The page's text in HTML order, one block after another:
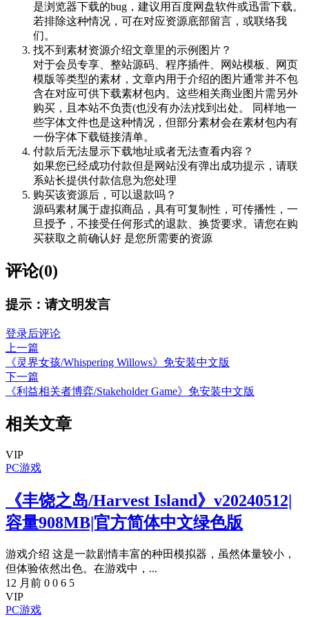
是浏览器下载的bug，建议用百度网盘软件或迅雷下载。
若排除这种情况，可在对应资源底部留言，或联络我
们。
找不到素材资源介绍文章里的示例图片？
对于会员专享、整站源码、程序插件、网站模板、网页
模版等类型的素材，文章内用于介绍的图片通常并不包
含在对应可供下载素材包内。这些相关商业图片需另外
购买，且本站不负责(也没有办法)找到出处。 同样地一
些字体文件也是这种情况，但部分素材会在素材包内有
一份字体下载链接清单。
付款后无法显示下载地址或者无法查看内容？
如果您已经成功付款但是网站没有弹出成功提示，请联
系站长提供付款信息为您处理
购买该资源后，可以退款吗？
源码素材属于虚拟商品，具有可复制性，可传播性，一
旦授予，不接受任何形式的退款、换货要求。请您在购
买获取之前确认好 是您所需要的资源
评论(0)
提示：请文明发言
登录后评论
上一篇
《灵界女孩/Whispering Willows》免安装中文版
下一篇
《利益相关者博弈/Stakeholder Game》免安装中文版
相关文章
VIP
PC游戏
《丰饶之岛/Harvest Island》v20240512|
容量908MB|官方简体中文绿色版
游戏介绍 这是一款剧情丰富的种田模拟器，虽然体量较小，
但体验依然出色。在游戏中，...
12 月前 0 0 6 5
VIP
PC游戏